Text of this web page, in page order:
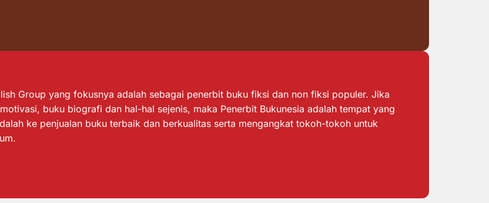
Group yang fokusnya adalah sebagai penerbit buku fiksi dan non fiksi populer. Jika
buku biografi dan hal-hal sejenis, maka Penerbit Bukunesia adalah tempat yang
ke penjualan buku terbaik dan berkualitas serta mengangkat tokoh-tokoh untuk